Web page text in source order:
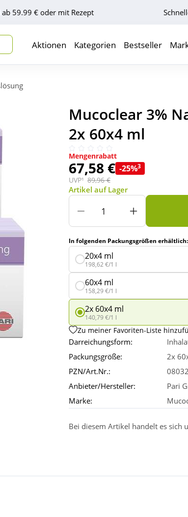
59.99 € oder mit Rezept
Aktionen Kategorien Bestseller
Mucoclear 3%
2x 60x4 ml
Mengenrabatt
67,58 € -25%3
UVP¹ 89,96 €
Artikel auf Lager
In folgenden Packungsgrößen erhältlich:
20x4 ml
198,62 €/1 l
60x4 ml
158,29 €/1 l
2x 60x4 ml
140,79 €/1 l
Zu meiner Favoriten-Liste
Darreichungsform:
Packungsgröße:
2x
PZN/Art.Nr.:
Anbieter/Hersteller:
Pari
Marke:
Bei diesem Artikel handelt es sich